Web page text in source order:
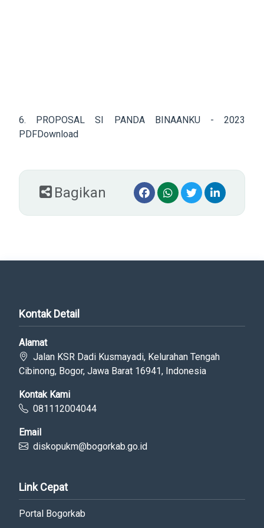
6. PROPOSAL SI PANDA BINAANKU - 2023
PDFDownload
Bagikan
Kontak Detail
Alamat
Jalan KSR Dadi Kusmayadi, Kelurahan Tengah
Cibinong, Bogor, Jawa Barat 16941, Indonesia
Kontak Kami
081112004044
Email
diskopukm@bogorkab.go.id
Link Cepat
Portal Bogorkab